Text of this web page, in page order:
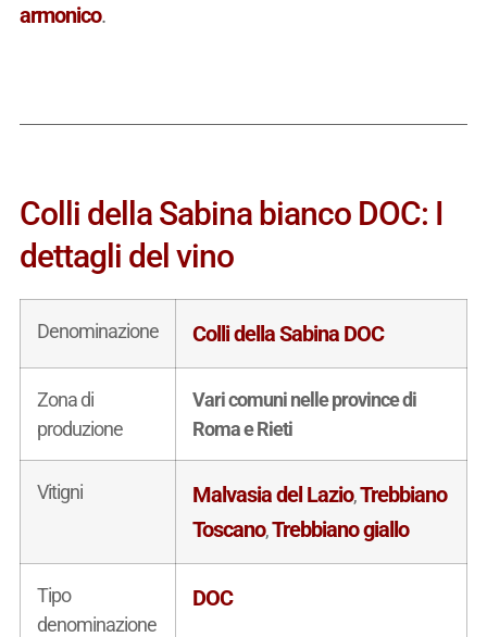
armonico.
Colli della Sabina bianco DOC: I
dettagli del vino
Denominazione Colli della Sabina DOC
Zona di
produzione
Vari comuni nelle province di
Roma e Rieti
Vitigni Malvasia del Lazio,Trebbiano
Toscano,Trebbiano giallo
Tipo
denominazione
DOC